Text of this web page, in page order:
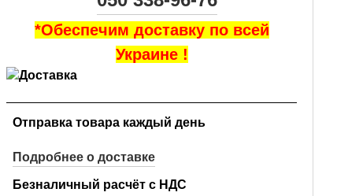
*Обеспечим доставку по всей
Украине !
Отправка товара каждый день
Подробнее о доставке
Безналичный расчёт с НДС